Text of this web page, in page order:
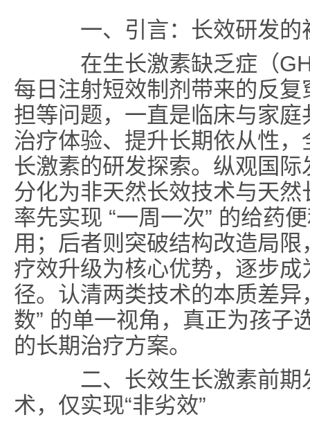
一、引言：长效研发的
在生长激素缺乏症（
每日注射短效制剂带来的反
担等问题，一直是临床与家
治疗体验、提升长期依从性
长激素的研发探索。纵观国
分化为非天然长效技术与天
率先实现 “一周一次” 的给药
用；后者则突破结构改造局
疗效升级为核心优势，逐步
径。认清两类技术的本质差异
数” 的单一视角，真正为孩子
的长期治疗方案。
二、长效生长激素前期
术，仅实现“非劣效”